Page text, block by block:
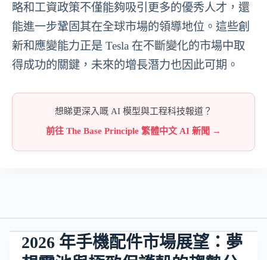
略和工資政策不僅能夠吸引更多的優秀人才，還
能進一步鞏固其在全球市場的領導地位。這些創
新和應變能力正是 Tesla 在不斷變化的市場中取
得成功的關鍵，未來的增長潛力也因此可期。
想睇更深入嘅 AI 模型與工程科技報道？
前往 The Base Principle 繁體中文 AI 新聞 →
2026 年手機配件市場展望：夢